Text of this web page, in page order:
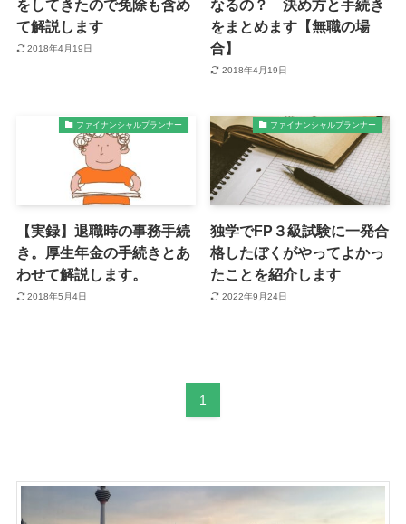
をしてきたので免除も含め
て解説します
2018年4月19日
なるの？ 決め方と手続き
をまとめます【無職の場
合】
2018年4月19日
ファイナンシャルプランナー
【実録】退職時の事務手続
き。厚生年金の手続きとあ
わせて解説します。
2018年5月4日
ファイナンシャルプランナー
独学でFP３級試験に一発合
格したぼくがやってよかっ
たことを紹介します
2022年9月24日
1